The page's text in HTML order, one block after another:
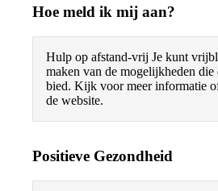
Hoe meld ik mij aan?
Hulp op afstand-vrij Je kunt
maken van de mogelijkheden die
bied. Kijk voor meer informatie
de website.
Positieve Gezondheid